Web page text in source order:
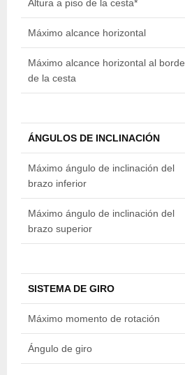
Altura a piso de la cesta*
Máximo alcance horizontal
Máximo alcance horizontal al borde
de la cesta
ÁNGULOS DE INCLINACIÓN
Máximo ángulo de inclinación del
brazo inferior
Máximo ángulo de inclinación del
brazo superior
SISTEMA DE GIRO
Máximo momento de rotación
Ángulo de giro